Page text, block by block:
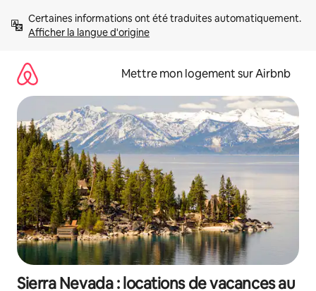
directement
Afficher la langue d'origine
Mettre mon logement sur Airbnb
Sierra Nevada : locations de vacances au